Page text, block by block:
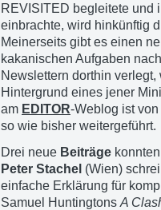
REVISITED begleitete und
einbrachte, wird hinkünftig
Meinerseits gibt es einen
kakanischen Aufgaben
Newslettern dorthin
Hintergrund eines jener
am EDITOR-Weblog ist
so wie bisher weitergeführt.
Drei neue Beiträge
Peter Stachel (Wien)
einfache Erklärung für
Samuel Huntingtons A